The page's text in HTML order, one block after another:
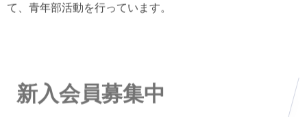
て、青年部活動を行っています。
新入会員募集中